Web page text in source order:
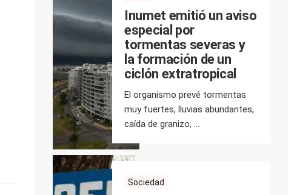
Inumet emitió un aviso
especial por
tormentas severas y
la formación de un
ciclón extratropical
El organismo prevé tormentas
muy fuertes, lluvias abundantes,
caída de granizo, ...
Sociedad